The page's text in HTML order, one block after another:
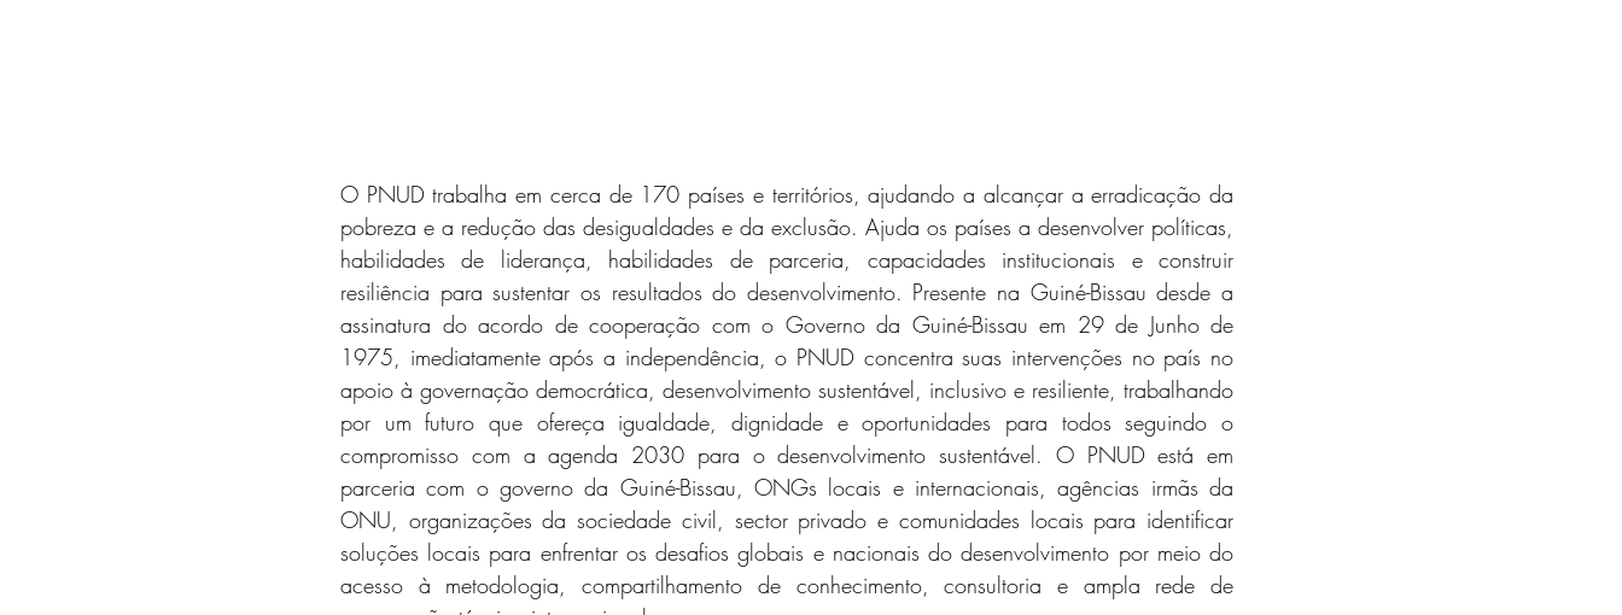
O PNUD trabalha em cerca de 170 países e territórios, ajudando a alcançar a erradicação da
pobreza e a redução das desigualdades e da exclusão. Ajuda os países a desenvolver políticas,
habilidades de liderança, habilidades de parceria, capacidades institucionais e construir
resiliência para sustentar os resultados do desenvolvimento. Presente na Guiné-Bissau desde a
assinatura do acordo de cooperação com o Governo da Guiné-Bissau em 29 de Junho de
1975, imediatamente após a independência, o PNUD concentra suas intervenções no país no
apoio à governação democrática, desenvolvimento sustentável, inclusivo e resiliente, trabalhando
por um futuro que ofereça igualdade, dignidade e oportunidades para todos seguindo o
compromisso com a agenda 2030 para o desenvolvimento sustentável. O PNUD está em
parceria com o governo da Guiné-Bissau, ONGs locais e internacionais, agências irmãs da
ONU, organizações da sociedade civil, sector privado e comunidades locais para identificar
soluções locais para enfrentar os desafios globais e nacionais do desenvolvimento por meio do
acesso à metodologia, compartilhamento de conhecimento, consultoria e ampla rede de